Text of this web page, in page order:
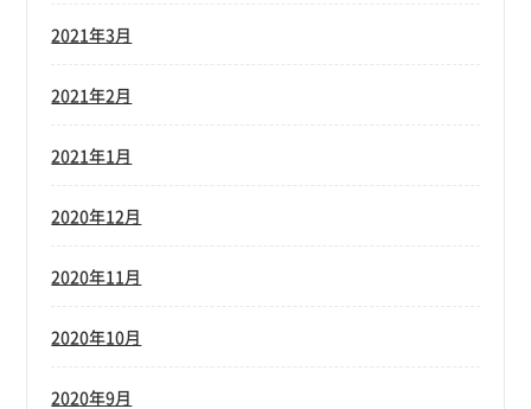
2021年3月
2021年2月
2021年1月
2020年12月
2020年11月
2020年10月
2020年9月